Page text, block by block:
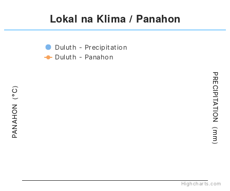
Lokal na Klima / Panahon
PANAHON（°C） PRECIPITATION（mm）
Duluth - Precipitation
Duluth - Panahon
Highcharts.com